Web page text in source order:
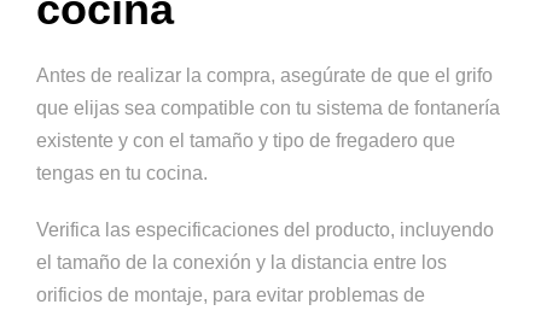
Antes de realizar la compra, asegúrate de que el grifo
que elijas sea compatible con tu sistema de fontanería
existente y con el tamaño y tipo de fregadero que
tengas en tu cocina.
Verifica las especificaciones del producto, incluyendo
el tamaño de la conexión y la distancia entre los
orificios de montaje, para evitar problemas de